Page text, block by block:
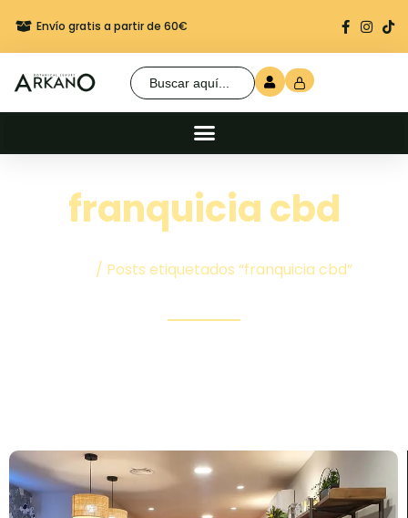
Envío gratis a partir de 60€ Regalo seguro en cada
Buscar:
franquicia cbd
/ Posts etiquetados “franquicia cbd”